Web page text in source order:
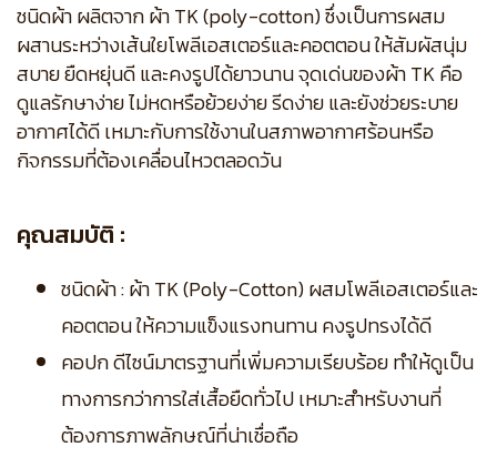
ชนิดผ้า ผลิตจาก ผ้า TK (poly-cotton) ซึ่งเป็นการผสม
ผสานระหว่างเส้นใยโพลีเอสเตอร์และคอตตอน ให้สัมผัสนุ่ม
สบาย ยืดหยุ่นดี และคงรูปได้ยาวนาน จุดเด่นของผ้า TK คือ
ดูแลรักษาง่าย ไม่หดหรือย้วยง่าย รีดง่าย และยังช่วยระบาย
อากาศได้ดี เหมาะกับการใช้งานในสภาพอากาศร้อนหรือ
กิจกรรมที่ต้องเคลื่อนไหวตลอดวัน
คุณสมบัติ :
ชนิดผ้า : ผ้า TK (Poly-Cotton) ผสมโพลีเอสเตอร์และ
คอตตอน ให้ความแข็งแรงทนทาน คงรูปทรงได้ดี
คอปก ดีไซน์มาตรฐานที่เพิ่มความเรียบร้อย ทำให้ดูเป็น
ทางการกว่าการใส่เสื้อยืดทั่วไป เหมาะสำหรับงานที่
ต้องการภาพลักษณ์ที่น่าเชื่อถือ